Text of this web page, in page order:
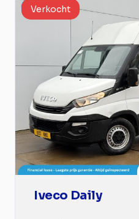
Verkocht
Iveco Daily